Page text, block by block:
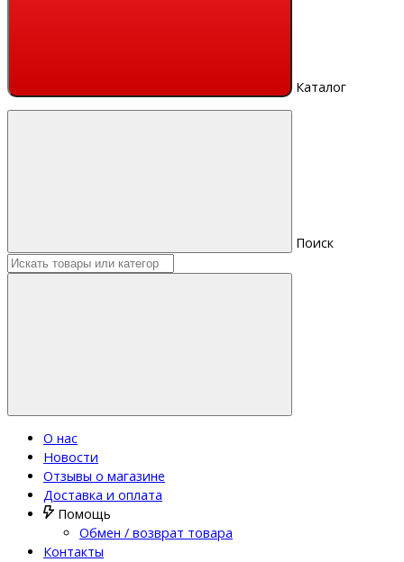
Каталог
Поиск
О нас
Новости
Отзывы о магазине
Доставка и оплата
Помощь
Обмен / возврат товара
Контакты